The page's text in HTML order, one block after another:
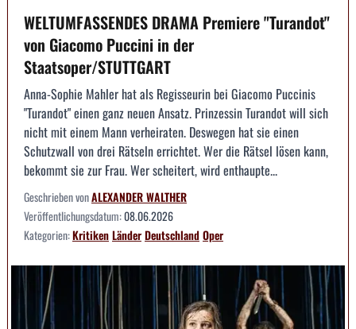
WELTUMFASSENDES DRAMA Premiere "Turandot"
von Giacomo Puccini in der
Staatsoper/STUTTGART
Anna-Sophie Mahler hat als Regisseurin bei Giacomo Puccinis
"Turandot" einen ganz neuen Ansatz. Prinzessin Turandot will sich
nicht mit einem Mann verheiraten. Deswegen hat sie einen
Schutzwall von drei Rätseln errichtet. Wer die Rätsel lösen kann,
bekommt sie zur Frau. Wer scheitert, wird enthaupte...
Geschrieben vonALEXANDER WALTHER
Veröffentlichungsdatum:08.06.2026
Kategorien:KritikenLänderDeutschlandOper